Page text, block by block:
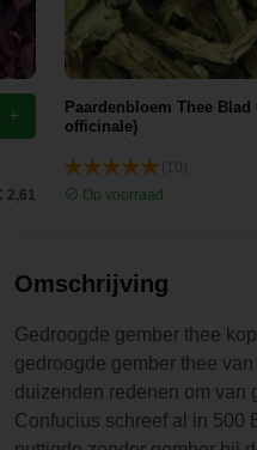
2,61
Paardenbloem Thee Blad
officinale)
Op voorraad
Omschrijving
Gedroogde gember thee
gedroogde gember thee
duizenden redenen om van
Confucius schreef al in 500